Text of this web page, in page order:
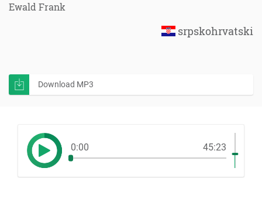
Ewald Frank
srpskohrvatski
Download MP3
0:00 45:23